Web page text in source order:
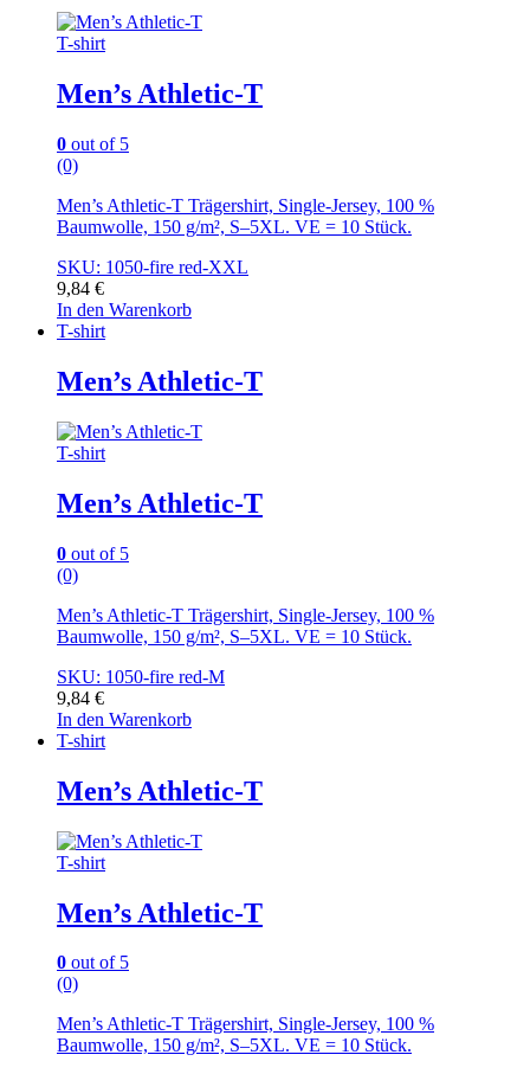
T-shirt
Men’s Athletic-T
0 out of 5
(0)
Men’s Athletic-T Trägershirt, Single-Jersey, 100 %
Baumwolle, 150 g/m², S–5XL. VE = 10 Stück.
SKU: 1050-fire red-XXL
9,84 €
In den Warenkorb
T-shirt
Men’s Athletic-T
T-shirt
Men’s Athletic-T
0 out of 5
(0)
Men’s Athletic-T Trägershirt, Single-Jersey, 100 %
Baumwolle, 150 g/m², S–5XL. VE = 10 Stück.
SKU: 1050-fire red-M
9,84 €
In den Warenkorb
T-shirt
Men’s Athletic-T
T-shirt
Men’s Athletic-T
0 out of 5
(0)
Men’s Athletic-T Trägershirt, Single-Jersey, 100 %
Baumwolle, 150 g/m², S–5XL. VE = 10 Stück.